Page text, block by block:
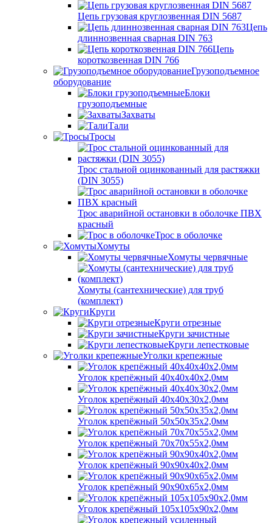
Цепь грузовая круглозвенная DIN 5687
Цепь
длиннозвенная сварная DIN 763
Цепь
короткозвенная DIN 766
Грузоподъемное
оборудование
Блоки
грузоподъемные
Захваты
Тали
Тросы
Трос стальной оцинкованный для растяжки
(DIN 3055)
Трос аварийной остановки в оболочке ПВХ
красный
Трос в оболочке
Хомуты
Хомуты червячные
Хомуты (сантехнические) для труб
(комплект)
Круги
Круги отрезные
Круги зачистные
Круги лепестковые
Уголки крепежные
Уголок крепёжный 40х40х40х2,0мм
Уголок крепёжный 40х40х30х2,0мм
Уголок крепёжный 50х50х35х2,0мм
Уголок крепёжный 70х70х55х2,0мм
Уголок крепёжный 90х90х40х2,0мм
Уголок крепёжный 90х90х65х2,0мм
Уголок крепёжный 105х105х90х2,0мм